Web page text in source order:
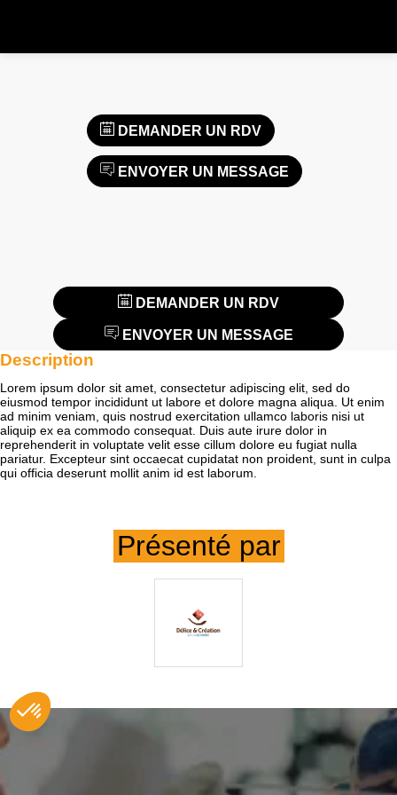
DEMANDER UN RDV
ENVOYER UN MESSAGE
DEMANDER UN RDV
ENVOYER UN MESSAGE
Description
Lorem ipsum dolor sit amet, consectetur adipiscing elit, sed do
eiusmod tempor incididunt ut labore et dolore magna aliqua. Ut enim
ad minim veniam, quis nostrud exercitation ullamco laboris nisi ut
aliquip ex ea commodo consequat. Duis aute irure dolor in
reprehenderit in voluptate velit esse cillum dolore eu fugiat nulla
pariatur. Excepteur sint occaecat cupidatat non proident, sunt in culpa
qui officia deserunt mollit anim id est laborum.
Présenté par